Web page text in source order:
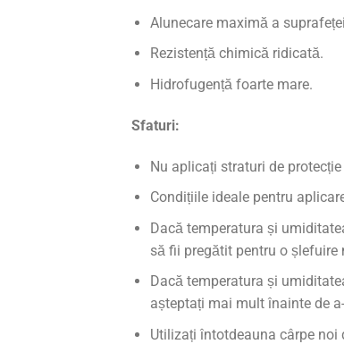
Alunecare maximă a
Rezistență chimică ridicată.
Hidrofugență foarte mare.
Sfaturi:
Nu aplicați straturi de
Condițiile ideale pentru
Dacă temperatura și
să fii pregătit pentru o șlefuire
Dacă temperatura și
așteptați mai mult înainte de
Utilizați întotdeauna cârpe noi